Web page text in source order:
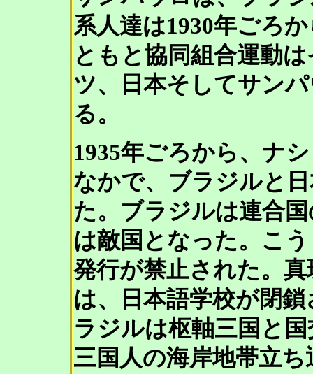
系人達は1930年ごろ
ともと協同組合運動
ツ、日本そしてサン
る。
1935年ごろから、ナ
なかで、ブラジルと
た。ブラジルは連合
は敵国となった。こ
発行が禁止された。
は、日本語学校が閉
ラジルは枢軸三国と
三国人の海岸地帯立